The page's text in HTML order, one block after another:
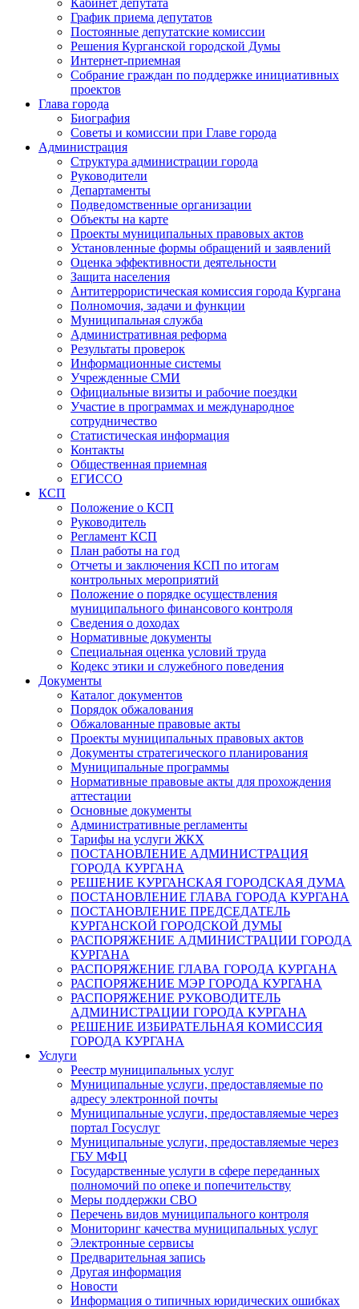
Кабинет депутата
График приема депутатов
Постоянные депутатские комиссии
Решения Курганской городской Думы
Интернет-приемная
Собрание граждан по поддержке инициативных
проектов
Глава города
Биография
Советы и комиссии при Главе города
Администрация
Структура администрации города
Руководители
Департаменты
Подведомственные организации
Объекты на карте
Проекты муниципальных правовых актов
Установленные формы обращений и заявлений
Оценка эффективности деятельности
Защита населения
Антитеррористическая комиссия города Кургана
Полномочия, задачи и функции
Муниципальная служба
Административная реформа
Результаты проверок
Информационные системы
Учрежденные СМИ
Официальные визиты и рабочие поездки
Участие в программах и международное
сотрудничество
Статистическая информация
Контакты
Общественная приемная
ЕГИССО
КСП
Положение о КСП
Руководитель
Регламент КСП
План работы на год
Отчеты и заключения КСП по итогам
контрольных мероприятий
Положение о порядке осуществления
муниципального финансового контроля
Сведения о доходах
Нормативные документы
Специальная оценка условий труда
Кодекс этики и служебного поведения
Документы
Каталог документов
Порядок обжалования
Обжалованные правовые акты
Проекты муниципальных правовых актов
Документы стратегического планирования
Муниципальные программы
Нормативные правовые акты для прохождения
аттестации
Основные документы
Административные регламенты
Тарифы на услуги ЖКХ
ПОСТАНОВЛЕНИЕ АДМИНИСТРАЦИЯ
ГОРОДА КУРГАНА
РЕШЕНИЕ КУРГАНСКАЯ ГОРОДСКАЯ ДУМА
ПОСТАНОВЛЕНИЕ ГЛАВА ГОРОДА КУРГАНА
ПОСТАНОВЛЕНИЕ ПРЕДСЕДАТЕЛЬ
КУРГАНСКОЙ ГОРОДСКОЙ ДУМЫ
РАСПОРЯЖЕНИЕ АДМИНИСТРАЦИИ ГОРОДА
КУРГАНА
РАСПОРЯЖЕНИЕ ГЛАВА ГОРОДА КУРГАНА
РАСПОРЯЖЕНИЕ МЭР ГОРОДА КУРГАНА
РАСПОРЯЖЕНИЕ РУКОВОДИТЕЛЬ
АДМИНИСТРАЦИИ ГОРОДА КУРГАНА
РЕШЕНИЕ ИЗБИРАТЕЛЬНАЯ КОМИССИЯ
ГОРОДА КУРГАНА
Услуги
Реестр муниципальных услуг
Муниципальные услуги, предоставляемые по
адресу электронной почты
Муниципальные услуги, предоставляемые через
портал Госуслуг
Муниципальные услуги, предоставляемые через
ГБУ МФЦ
Государственные услуги в сфере переданных
полномочий по опеке и попечительству
Меры поддержки СВО
Перечень видов муниципального контроля
Мониторинг качества муниципальных услуг
Электронные сервисы
Предварительная запись
Другая информация
Новости
Информация о типичных юридических ошибках